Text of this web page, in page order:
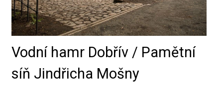
Vodní hamr Dobřív / Pamětní
síň Jindřicha Mošny